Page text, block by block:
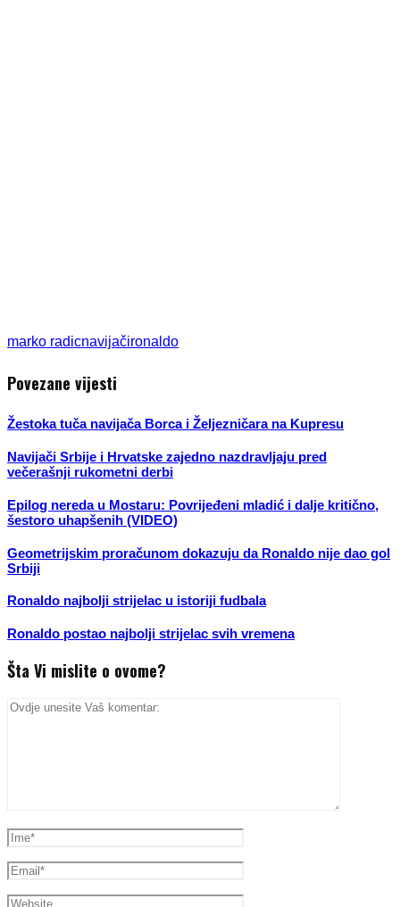
marko radicnavijačironaldo
Povezane vijesti
Žestoka tuča navijača Borca i Željezničara na Kupresu
Navijači Srbije i Hrvatske zajedno nazdravljaju pred
večerašnji rukometni derbi
Epilog nereda u Mostaru: Povrijeđeni mladić i dalje kritično,
šestoro uhapšenih (VIDEO)
Geometrijskim proračunom dokazuju da Ronaldo nije dao gol
Srbiji
Ronaldo najbolji strijelac u istoriji fudbala
Ronaldo postao najbolji strijelac svih vremena
Šta Vi mislite o ovome?